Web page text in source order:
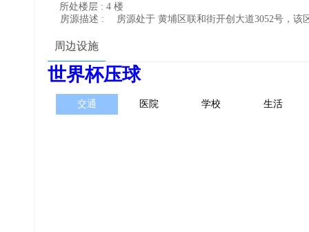
所处楼层 : 4 楼
房源描述 :
房源处于 黄埔区联和街开创大道3052号，
周边设施